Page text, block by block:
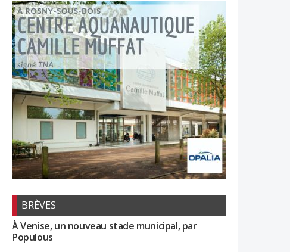
BRÈVES
À Venise, un nouveau stade municipal, par
Populous